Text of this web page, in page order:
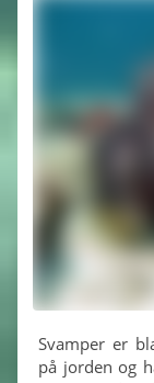
Svamper er
på jorden og